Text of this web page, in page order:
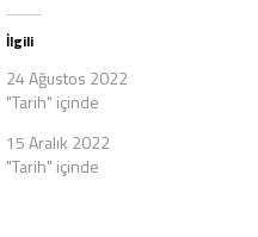
İlgili
24 Ağustos 2022
"Tarih" içinde
15 Aralık 2022
"Tarih" içinde